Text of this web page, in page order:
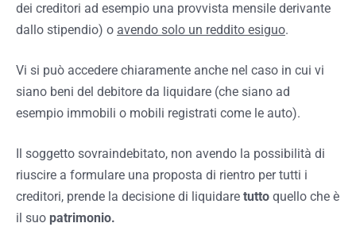
dei creditori ad esempio una provvista mensile derivante
dallo stipendio) o avendo solo un reddito esiguo.
Vi si può accedere chiaramente anche nel caso in cui vi
siano beni del debitore da liquidare (che siano ad
esempio immobili o mobili registrati come le auto).
Il soggetto sovraindebitato, non avendo la possibilità di
riuscire a formulare una proposta di rientro per tutti i
creditori, prende la decisione di liquidare tutto quello che è
il suo patrimonio.